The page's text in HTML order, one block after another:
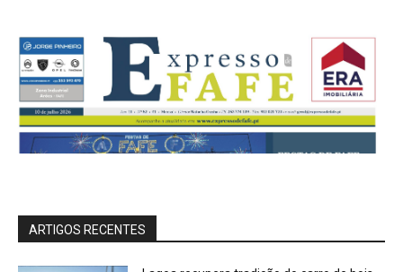
ARTIGOS RECENTES